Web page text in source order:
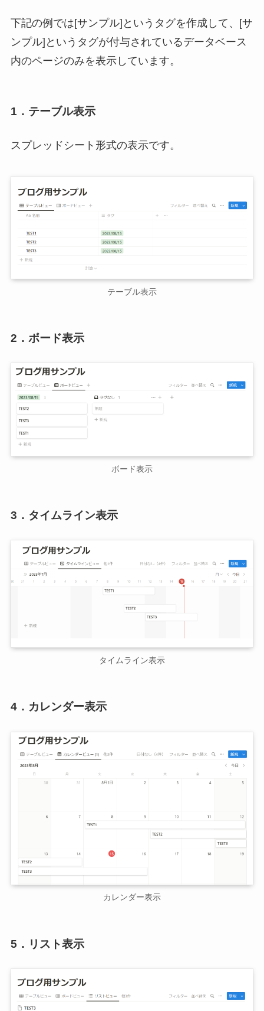
下記の例では[サンプル]というタグを作成して、[サ
ンプル]というタグが付与されているデータベース
内のページのみを表示しています。
1．テーブル表示
スプレッドシート形式の表示です。
テーブル表示
2．ボード表示
ボード表示
3．タイムライン表示
タイムライン表示
4．カレンダー表示
カレンダー表示
5．リスト表示